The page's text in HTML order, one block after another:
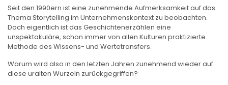
Seit den 1990ern ist eine zunehmende Aufmerksamkeit auf das
Thema Storytelling im Unternehmenskontext zu beobachten.
Doch eigentlich ist das Geschichtenerzählen eine
unspektakuläre, schon immer von allen Kulturen praktizierte
Methode des Wissens- und Wertetransfers.
Warum wird also in den letzten Jahren zunehmend wieder auf
diese uralten Wurzeln zurückgegriffen?